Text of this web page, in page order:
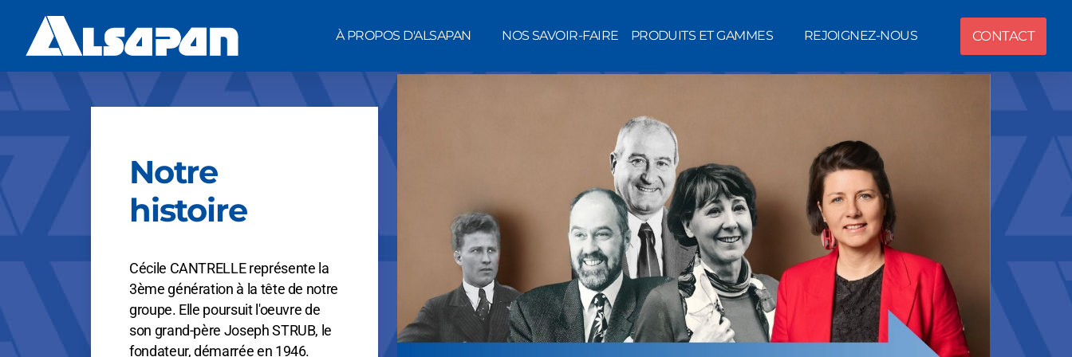
À PROPOS D'ALSAPAN NOS SAVOIR-FAIRE PRODUITS ET GAMMES REJOIGNEZ-NOUS CONTACT
Notre
histoire
Cécile CANTRELLE représente la
3ème génération à la tête de notre
groupe. Elle poursuit l'oeuvre de
son grand-père Joseph STRUB, le
fondateur, démarrée en 1946.